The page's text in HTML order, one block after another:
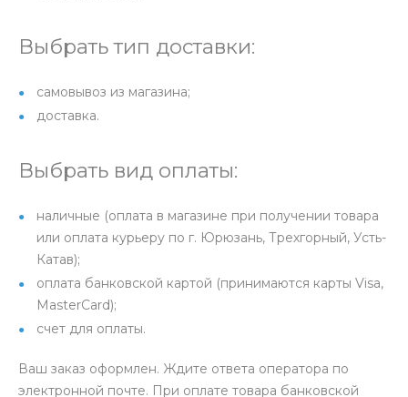
Выбрать тип доставки:
самовывоз из магазина;
доставка.
Выбрать вид оплаты:
наличные (оплата в магазине при получении товара
или оплата курьеру по г. Юрюзань, Трехгорный, Усть-
Катав);
оплата банковской картой (принимаются карты Visa,
MasterCard);
счет для оплаты.
Ваш заказ оформлен. Ждите ответа оператора по
электронной почте. При оплате товара банковской